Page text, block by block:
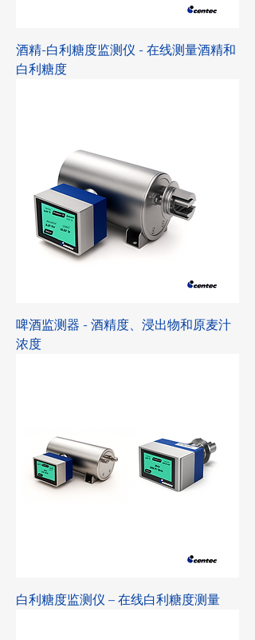
酒精-白利糖度监测仪 - 在线测量酒精和
白利糖度
啤酒监测器 - 酒精度、浸出物和原麦汁
浓度
白利糖度监测仪 – 在线白利糖度测量